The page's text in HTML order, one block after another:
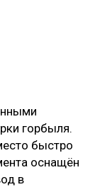
горбыля.
быстро
оснащён
в